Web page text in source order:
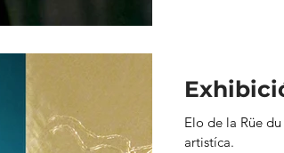
Elo de la Rüe
artistíca.